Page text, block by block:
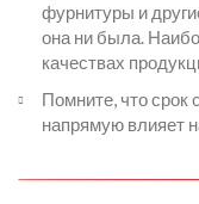
фурнитуры и
она ни была.
качествах
Помните, что срок
напрямую влияет